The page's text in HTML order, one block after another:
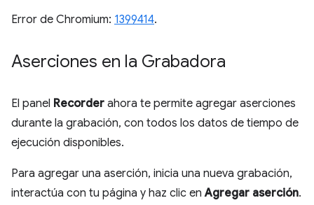
Error de Chromium: 1399414.
Aserciones en la Grabadora
El panel Recorder ahora te permite agregar aserciones
durante la grabación, con todos los datos de tiempo de
ejecución disponibles.
Para agregar una aserción, inicia una nueva grabación,
interactúa con tu página y haz clic enAgregar aserción.